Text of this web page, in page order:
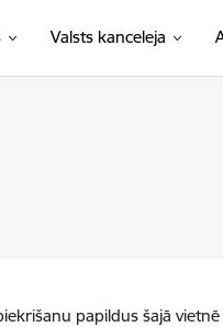
Valsts kanceleja
papildus šajā